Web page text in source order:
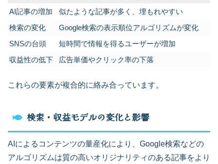
AI記事の増加
似たような記事が多く、埋もれやすい
検索の変化
Google検索の表示順位アルゴリズムが変化
SNSの台頭
短時間で情報を得るユーザーが増加
収益性の低下
広告単価やクリック率の下落
これらの要素が複合的に絡み合っています。
検索・収益モデルの変化と影響
AIによるコンテンツの量産化により、Google検索などの
アルゴリズムは質の高いオリジナリティのある記事をより